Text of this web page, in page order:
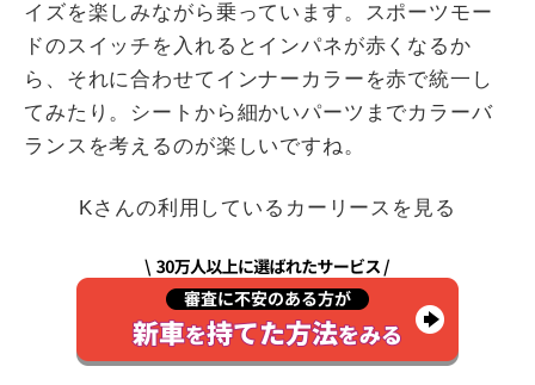
イズを楽しみながら乗っています。スポーツモー
ドのスイッチを入れるとインパネが赤くなるか
ら、それに合わせてインナーカラーを赤で統一し
てみたり。シートから細かいパーツまでカラーバ
ランスを考えるのが楽しいですね。
Kさんの利用しているカーリースを見る